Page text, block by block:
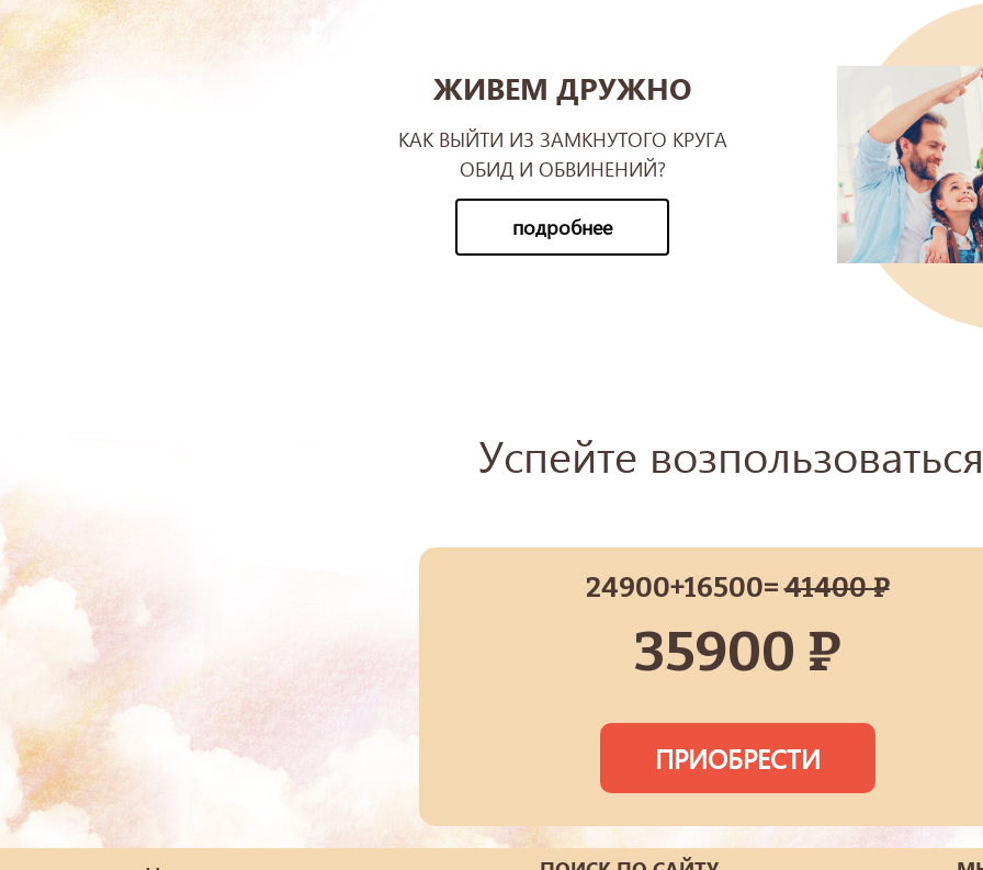
ЖИВЕМ ДРУЖНО
КАК ВЫЙТИ ИЗ ЗАМКНУТОГО КРУГА
ОБИД И ОБВИНЕНИЙ?
подробнее
Успейте
24900+16500=41400 ₽
35900 ₽
ПРИОБРЕСТИ